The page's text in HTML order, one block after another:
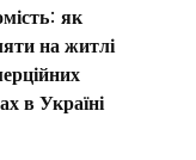
як
на житлі
в Україні